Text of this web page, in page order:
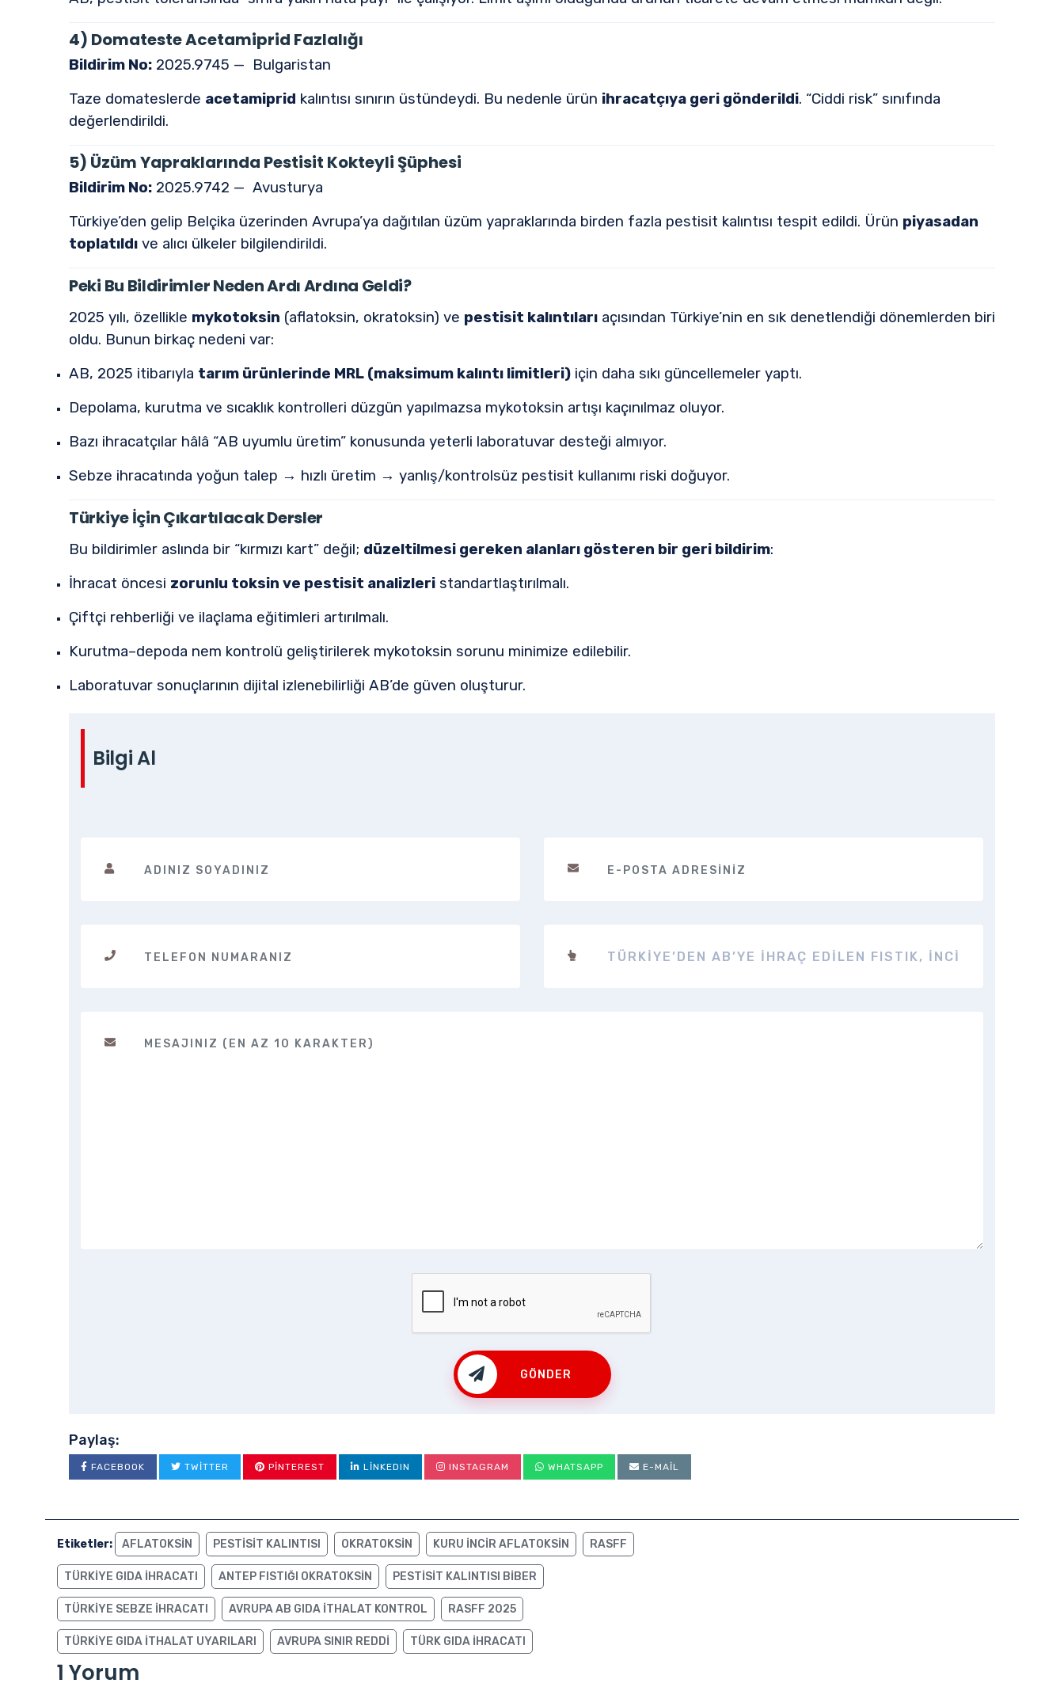
4) Domateste Acetamiprid Fazlalığı
Bildirim No: 2025.9745 — Bulgaristan
Taze domateslerde acetamiprid kalıntısı sınırın üstündeydi. Bu nedenle ürün ihracatçıya geri gönderildi. “Ciddi risk” sınıfında
değerlendirildi.
5) Üzüm Yapraklarında Pestisit Kokteyli Şüphesi
Bildirim No: 2025.9742 — Avusturya
Türkiye’den gelip Belçika üzerinden Avrupa’ya dağıtılan üzüm yapraklarında birden fazla pestisit kalıntısı tespit edildi. Ürün piyasadan
toplatıldı ve alıcı ülkeler bilgilendirildi.
Peki Bu Bildirimler Neden Ardı Ardına Geldi?
2025 yılı, özellikle mykotoksin (aflatoksin, okratoksin) ve pestisit kalıntıları açısından Türkiye’nin en sık denetlendiği dönemlerden biri
oldu. Bunun birkaç nedeni var:
AB, 2025 itibarıyla tarım ürünlerinde MRL (maksimum kalıntı limitleri) için daha sıkı güncellemeler yaptı.
Depolama, kurutma ve sıcaklık kontrolleri düzgün yapılmazsa mykotoksin artışı kaçınılmaz oluyor.
Bazı ihracatçılar hâlâ “AB uyumlu üretim” konusunda yeterli laboratuvar desteği almıyor.
Sebze ihracatında yoğun talep → hızlı üretim → yanlış/kontrolsüz pestisit kullanımı riski doğuyor.
Türkiye İçin Çıkartılacak Dersler
Bu bildirimler aslında bir “kırmızı kart” değil; düzeltilmesi gereken alanları gösteren bir geri bildirim:
İhracat öncesi zorunlu toksin ve pestisit analizleri standartlaştırılmalı.
Çiftçi rehberliği ve ilaçlama eğitimleri artırılmalı.
Kurutma–depoda nem kontrolü geliştirilerek mykotoksin sorunu minimize edilebilir.
Laboratuvar sonuçlarının dijital izlenebilirliği AB’de güven oluşturur.
Bilgi Al
GÖNDER
Paylaş:
FACEBOOK TWITTER PINTEREST LINKEDIN INSTAGRAM WHATSAPP E-MAIL
Etiketler: AFLATOKSIN PESTISIT KALINTISI OKRATOKSIN KURU INCIR AFLATOKSIN RASFF
TÜRKIYE GIDA IHRACATI ANTEP FISTIĞI OKRATOKSIN PESTISIT KALINTISI BIBER
TÜRKIYE SEBZE IHRACATI AVRUPA AB GIDA ITHALAT KONTROL RASFF 2025
TÜRKIYE GIDA ITHALAT UYARILARI AVRUPA SINIR REDDI TÜRK GIDA IHRACATI
1 Yorum